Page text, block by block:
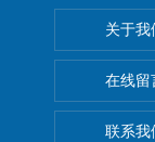
关于我
在线留
联系我